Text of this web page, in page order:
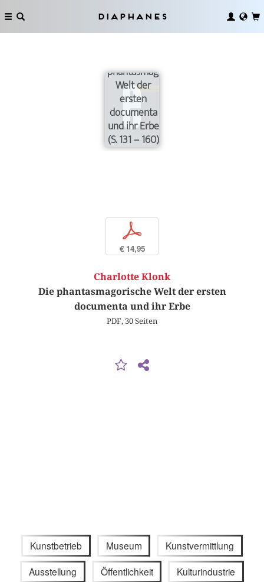
Diaphanes
phantasmagorische
Welt der
ersten
documenta
und ihr Erbe
(S. 131 – 160)
p
€ 14,95
Charlotte Klonk
Die phantasmagorische Welt der ersten
documenta und ihr Erbe
PDF, 30 Seiten
Kunstbetrieb Museum Kunstvermittlung
Ausstellung Öffentlichkeit Kulturindustrie